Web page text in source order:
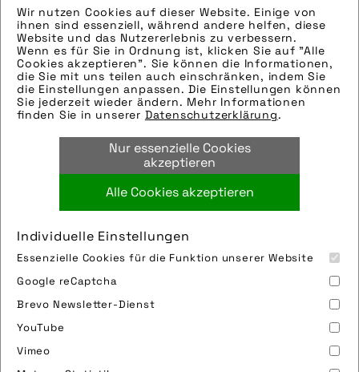
Wir nutzen Cookies auf dieser Website. Einige von
ihnen sind essenziell, während andere helfen, diese
Website und das Nutzererlebnis zu verbessern.
Wenn es für Sie in Ordnung ist, klicken Sie auf "Alle
Cookies akzeptieren". Sie können die Informationen,
die Sie mit uns teilen auch einschränken, indem Sie
die Einstellungen anpassen. Die Einstellungen können
Sie jederzeit wieder ändern. Mehr Informationen
finden Sie in unserer Datenschutzerklärung.
Nur essenzielle Cookies
akzeptieren
Alle Cookies akzeptieren
Individuelle Einstellungen
Essenzielle Cookies für die Funktion unserer Website
Google reCaptcha
Brevo Newsletter-Dienst
YouTube
Vimeo
Technik-Info:
Hinweise zur weiteren Recherche:
Modellname: Allmtn CF 9.5 ABS
Hersteller: Haibike
Tags:
abs ,action,antiblockiersystem,berge
bike,e-mountainbike,fahrrad,haibike,
natur,pedelec,winora-staiger gmbh
Bild downloaden